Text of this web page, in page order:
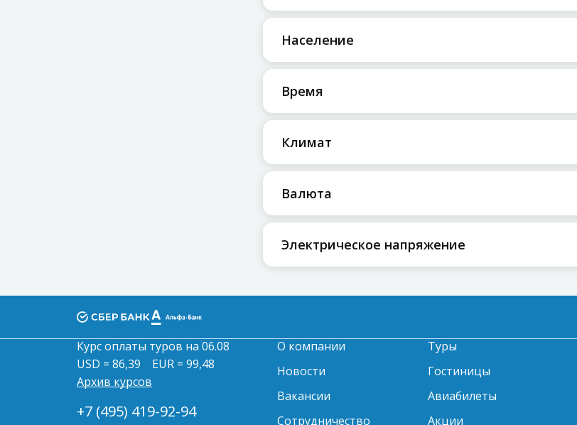
Население
Время
Климат
Валюта
Электрическое напряжение
Курс оплаты туров на 06.08
USD = 86,39
EUR = 99,48
Архив курсов
+7 (495) 419-92-94
О компании
Новости
Вакансии
Сотрудничество
Туры
Гостиницы
Авиабилеты
Акции